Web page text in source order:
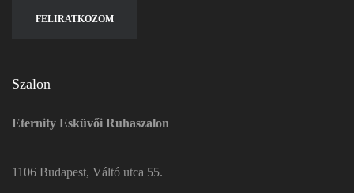
Szalon
Eternity Esküvői Ruhaszalon
1106 Budapest, Váltó utca 55.